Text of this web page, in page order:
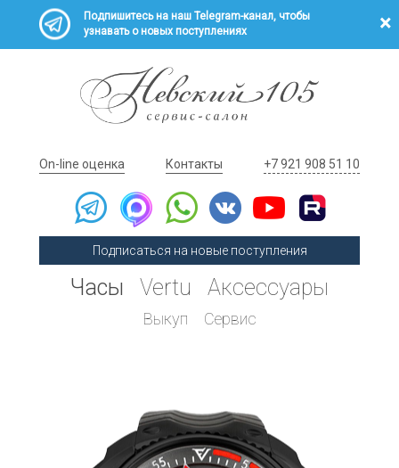
Подпишитесь на наш Telegram-канал, чтобы
узнавать о новых поступлениях
On-line оценка Контакты +7 921 908 51 10
Подписаться на новые поступления
Часы Vertu Аксессуары
Выкуп Сервис